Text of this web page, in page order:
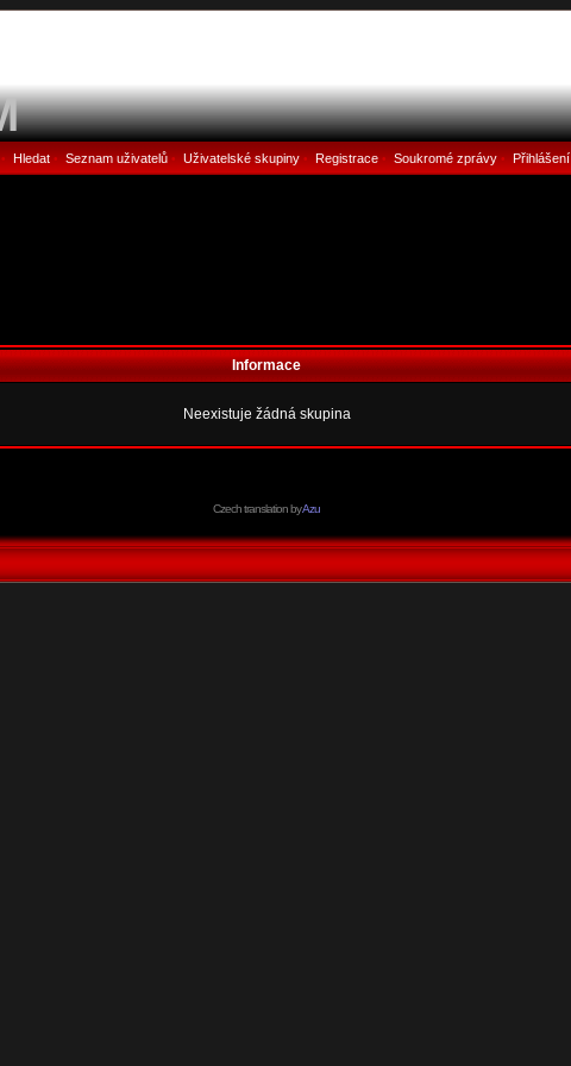
• Hledat• Seznam uživatelů• Uživatelské skupiny• Registrace• Soukromé zprávy• Přihlášení
Informace
Neexistuje žádná skupina
Czech translation byAzu